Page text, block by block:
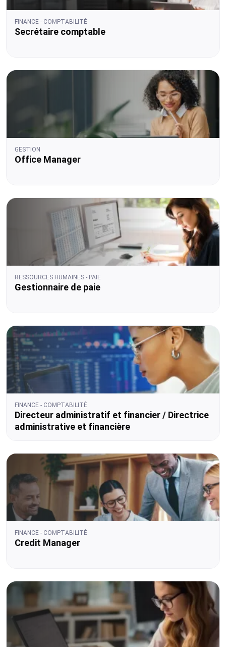
FINANCE - COMPTABILITÉ
Secrétaire comptable
GESTION
Office Manager
RESSOURCES HUMAINES - PAIE
Gestionnaire de paie
FINANCE - COMPTABILITÉ
Directeur administratif et financier / Directrice
administrative et financière
FINANCE - COMPTABILITÉ
Credit Manager